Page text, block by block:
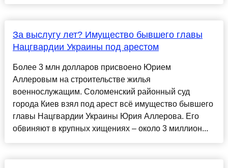
За выслугу лет? Имущество бывшего главы
Нацгвардии Украины под арестом
Более 3 млн долларов присвоено Юрием
Аллеровым на строительстве жилья
военнослужащим. Соломенский районный суд
города Киев взял под арест всё имущество бывшего
главы Нацгвардии Украины Юрия Аллерова. Его
обвиняют в крупных хищениях – около 3 миллион...